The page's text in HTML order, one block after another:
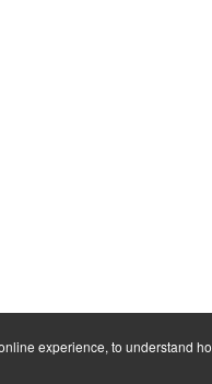
experience, to understand